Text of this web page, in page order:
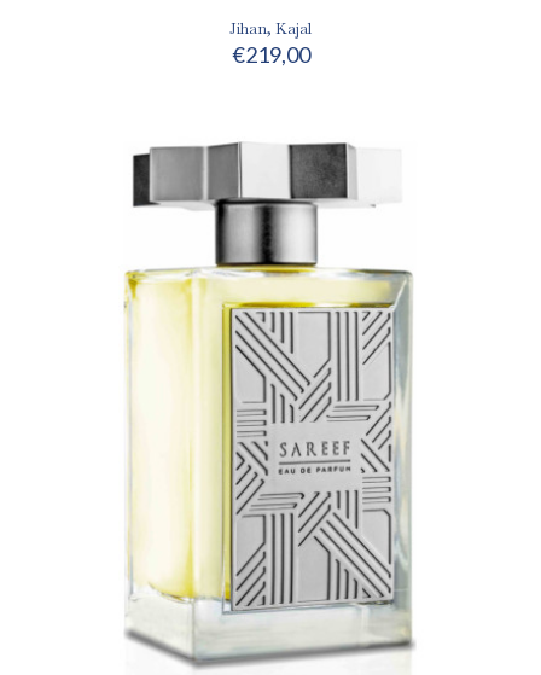
Jihan, Kajal
€219,00